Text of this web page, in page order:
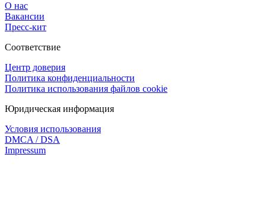
О нас
Вакансии
Пресс-кит
Соответствие
Центр доверия
Политика конфиденциальности
Политика использования файлов cookie
Юридическая информация
Условия использования
DMCA / DSA
Impressum